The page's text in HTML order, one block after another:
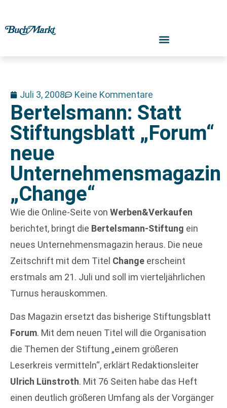
Juli 3, 2008 Keine Kommentare
Bertelsmann: Statt
Stiftungsblatt „Forum“
neue
Unternehmensmagazin
„Change“
Wie die Online-Seite von Werben&Verkaufen
berichtet, bringt die Bertelsmann-Stiftung ein
neues Unternehmensmagazin heraus. Die neue
Zeitschrift mit dem Titel Change erscheint
erstmals am 21. Juli und soll im vierteljährlichen
Turnus herauskommen.
Das Magazin ersetzt das bisherige Stiftungsblatt
Forum. Mit dem neuen Titel will die Organisation
die Themen der Stiftung „einem größeren
Leserkreis vermitteln“, erklärt Redaktionsleiter
Ulrich Lünstroth. Mit 76 Seiten habe das Heft
einen deutlich größeren Umfang als der Vorgänger